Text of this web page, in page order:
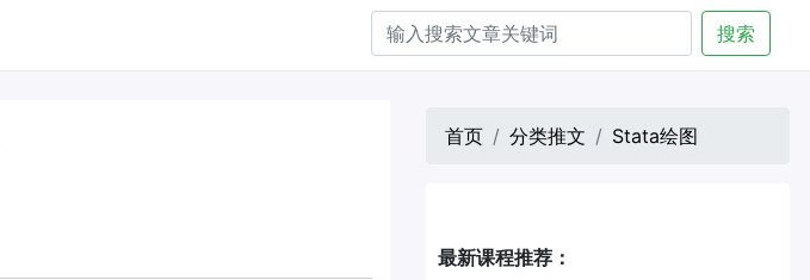
搜索
首页 分类推文 Stata绘图
最新课程推荐：